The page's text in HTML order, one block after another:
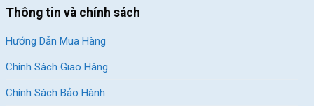
GTS100 – Khung Nhôm,
6.100.000
Địa Chỉ Các Cửa Hàng Xe Đạp Giá Kho:
Thông tin và chính sách
Hướng Dẫn Mua Hàng
Chính Sách Giao Hàng
Chính Sách Bảo Hành